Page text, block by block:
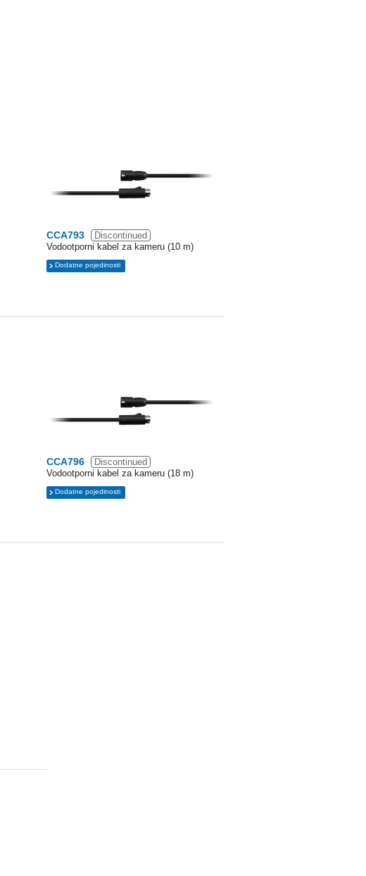
CCA793
Discontinued
Vodootporni kabel za kameru (10 m)
Dodatne pojedinosti
CCA796
Discontinued
Vodootporni kabel za kameru (18 m)
Dodatne pojedinosti